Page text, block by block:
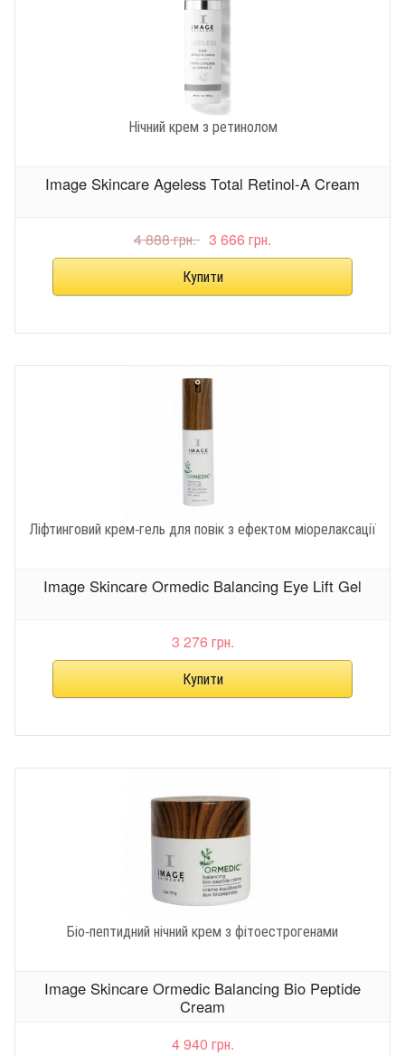
Нічний крем з ретинолом
Image Skincare Ageless Total Retinol-A Cream
4 888 грн. 3 666 грн.
Ліфтинговий крем-гель для повік з ефектом міорелаксації
Image Skincare Ormedic Balancing Eye Lift Gel
3 276 грн.
Біо-пептидний нічний крем з фітоестрогенами
Image Skincare Ormedic Balancing Bio Peptide
Cream
4 940 грн.